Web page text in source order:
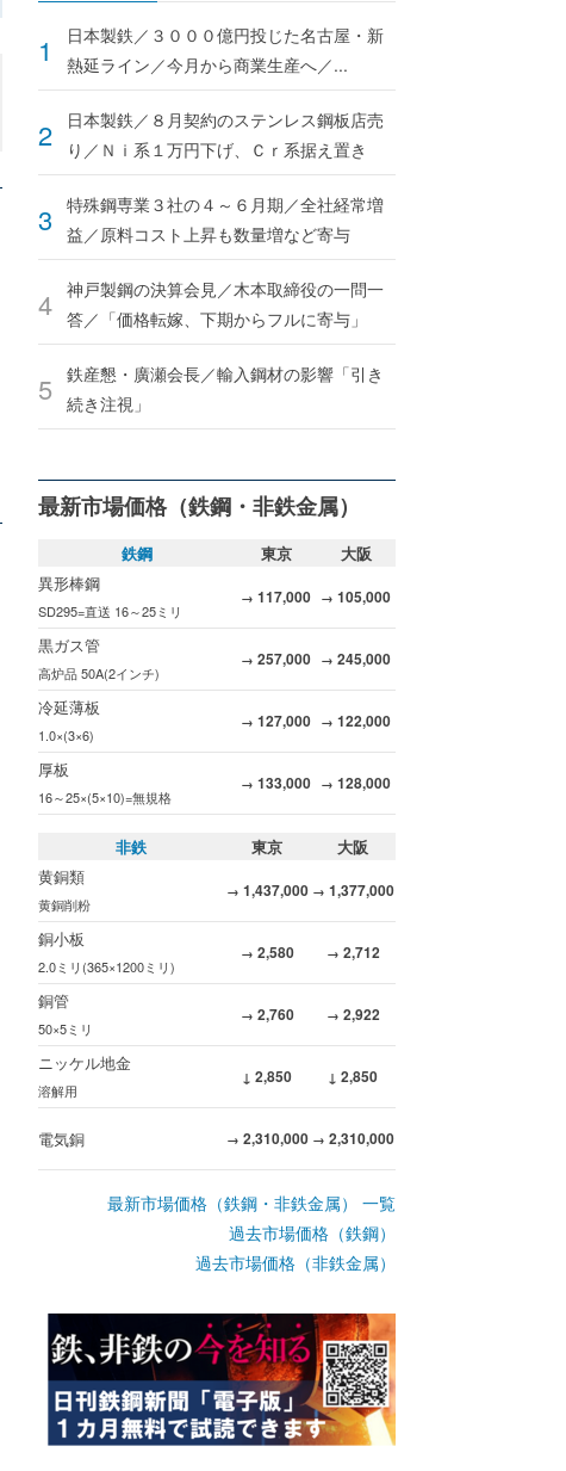
日本製鉄／３０００億円投じた名古屋・新
熱延ライン／今月から商業生産へ／...
日本製鉄／８月契約のステンレス鋼板店売
り／Ｎｉ系１万円下げ、Ｃｒ系据え置き
特殊鋼専業３社の４～６月期／全社経常増
益／原料コスト上昇も数量増など寄与
神戸製鋼の決算会見／木本取締役の一問一
答／「価格転嫁、下期からフルに寄与」
鉄産懇・廣瀬会長／輸入鋼材の影響「引き
続き注視」
最新市場価格（鉄鋼・非鉄金属）
鉄鋼 東京
大阪
異形棒鋼
SD295=直送 16～25ミリ
→ 117,000 → 105,000
黒ガス管
高炉品 50A(2インチ)
→ 257,000 → 245,000
冷延薄板
1.0×(3×6)
→ 127,000 → 122,000
厚板
16～25×(5×10)=無規格
→ 133,000 → 128,000
非鉄 東京
大阪
黄銅類
黄銅削粉
→ 1,437,000 → 1,377,000
銅小板
2.0ミリ(365×1200ミリ)
→ 2,580 → 2,712
銅管
50×5ミリ
→ 2,760 → 2,922
ニッケル地金
溶解用
↓ 2,850 ↓ 2,850
電気銅 → 2,310,000 → 2,310,000
最新市場価格（鉄鋼・非鉄金属） 一覧
過去市場価格（鉄鋼）
過去市場価格（非鉄金属）